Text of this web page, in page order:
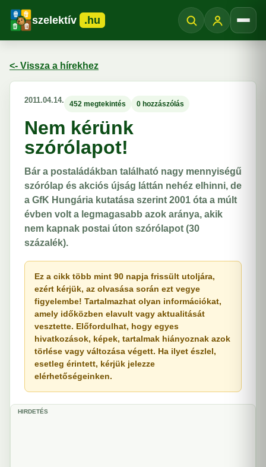
szelektív .hu
<- Vissza a hírekhez
2011.04.14. 452 megtekintés 0 hozzászólás
Nem kérünk
szórólapot!
Bár a postaládákban található nagy mennyiségű
szórólap és akciós újság láttán nehéz elhinni, de
a GfK Hungária kutatása szerint 2001 óta a múlt
évben volt a legmagasabb azok aránya, akik
nem kapnak postai úton szórólapot (30
százalék).
Ez a cikk több mint 90 napja frissült utoljára,
ezért kérjük, az olvasása során ezt vegye
figyelembe! Tartalmazhat olyan információkat,
amely időközben elavult vagy aktualitását
vesztette. Előfordulhat, hogy egyes
hivatkozások, képek, tartalmak hiányoznak azok
törlése vagy változása végett. Ha ilyet észlel,
esetleg érintett, kérjük jelezze
elérhetőségeinken.
HIRDETÉS